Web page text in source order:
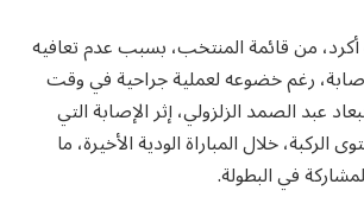
من قائمة المنتخب، بسبب عدم تعافيه
رغم خضوعه لعملية جراحية في وقت
عبد الصمد الزلزولي، إثر الإصابة التي
خلال المباراة الودية الأخيرة، ما
في البطولة.